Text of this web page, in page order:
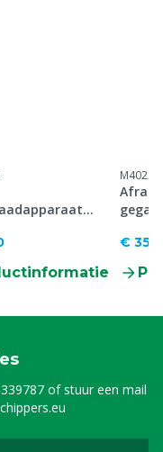
€
of stuur een mail